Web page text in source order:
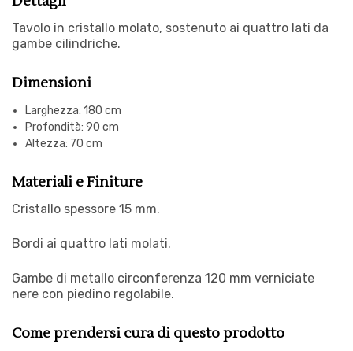
Tavolo in cristallo molato, sostenuto ai quattro lati da
gambe cilindriche.
Dimensioni
Larghezza: 180 cm
Profondità: 90 cm
Altezza: 70 cm
Materiali e Finiture
Cristallo spessore 15 mm.
Bordi ai quattro lati molati.
Gambe di metallo circonferenza 120 mm verniciate
nere con piedino regolabile.
Come prendersi cura di questo prodotto